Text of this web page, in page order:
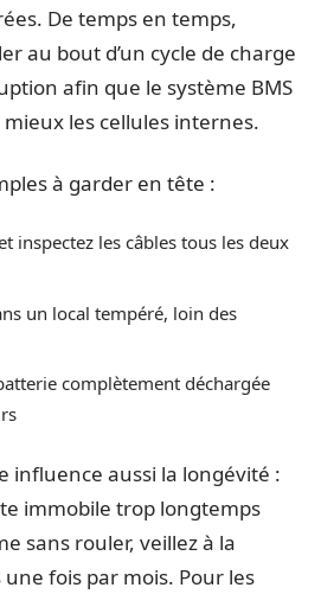
De temps en temps,
au bout d’un cycle de charge
afin que le système BMS
les cellules internes.
à garder en tête :
inspectez les câbles tous les deux
un local tempéré, loin des
complètement déchargée
influence aussi la longévité :
immobile trop longtemps
sans rouler, veillez à la
fois par mois. Pour les